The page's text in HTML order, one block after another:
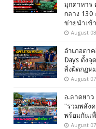
มุกดาหาร
กลาง 130
ข่ายนำเข้า
August
อำเภอตา
Days ตั้ง
สิ่งผิดกฏห
August
อ.ลาดยา
"รวมพลัง
พร้อมกันเ
August